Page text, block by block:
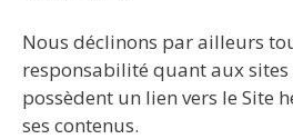
Nous déclinons par ailleurs
responsabilité quant aux
possèdent un lien vers le Site
ses contenus.